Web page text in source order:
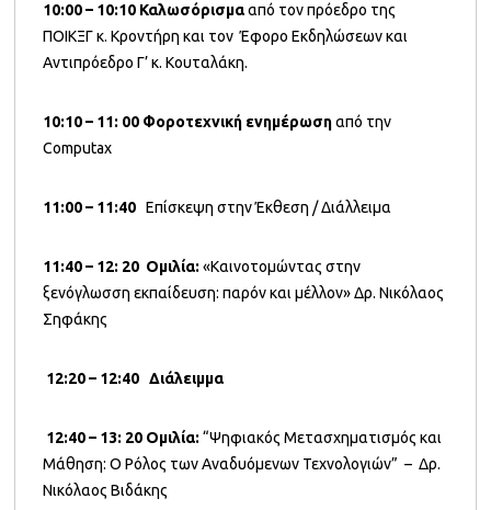
10:00 – 10:10 Καλωσόρισμααπό τον πρόεδρο της
ΠΟΙΚΞΓ κ. Κροντήρη και τον Έφορο Εκδηλώσεων και
Αντιπρόεδρο Γ’ κ. Κουταλάκη.
10:10 – 11: 00 Φοροτεχνική ενημέρωσηαπό την
Computax
11:00 – 11:40Επίσκεψη στην Έκθεση / Διάλλειμα
11:40 – 12: 20 Ομιλία: «Καινοτομώντας στην
ξενόγλωσση εκπαίδευση: παρόν και μέλλον» Δρ. Νικόλαος
Σηφάκης
12:20 – 12:40Διάλειμμα
12:40 – 13: 20 Ομιλία: “Ψηφιακός Μετασχηματισμός και
Μάθηση: Ο Ρόλος των Αναδυόμενων Τεχνολογιών” – Δρ.
Νικόλαος Βιδάκης